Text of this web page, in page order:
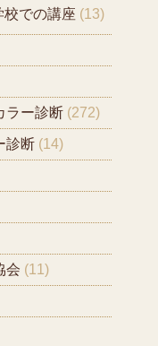
校での講座 (13)
ラー診断 (272)
診断 (14)
会 (11)